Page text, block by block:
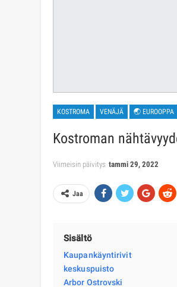
KOSTROMA VENÄJÄ 🌏 EUROOPPA
Kostroman
Viimeisin päivitys tammi 29, 2022
Jaa
Sisältö
Kaupankäyntirivit
keskuspuisto
Arbor Ostrovski